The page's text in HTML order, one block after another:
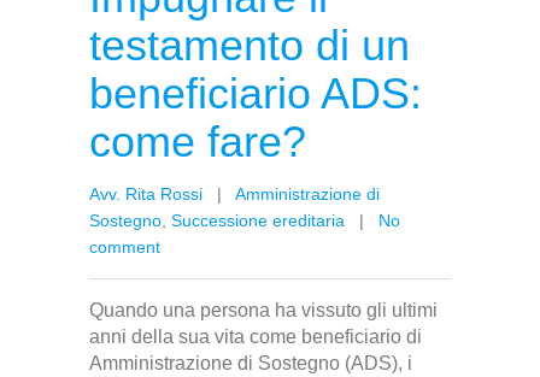
testamento di un
beneficiario ADS:
come fare?
Avv. Rita Rossi | Amministrazione di
Sostegno Successione ereditaria | No
comment
Quando una persona ha vissuto gli ultimi
anni della sua vita come beneficiario di
Amministrazione di Sostegno (ADS), i